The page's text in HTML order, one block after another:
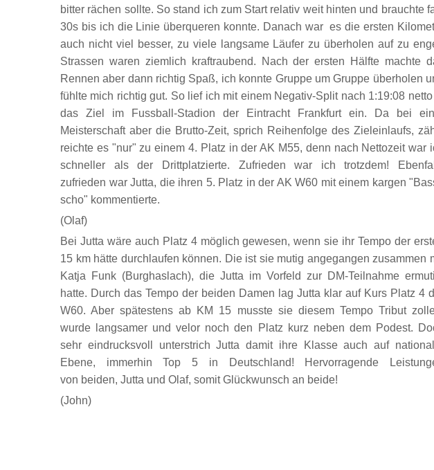
bitter rächen sollte. So stand ich zum Start relativ weit hinten und brauchte
30s bis ich die Linie überqueren konnte. Danach war es die ersten
auch nicht viel besser, zu viele langsame Läufer zu überholen auf zu
Strassen waren ziemlich kraftraubend. Nach der ersten Hälfte machte
Rennen aber dann richtig Spaß, ich konnte Gruppe um Gruppe überholen
fühlte mich richtig gut. So lief ich mit einem Negativ-Split nach 1:19:08 netto
das Ziel im Fussball-Stadion der Eintracht Frankfurt ein. Da bei
Meisterschaft aber die Brutto-Zeit, sprich Reihenfolge des Zieleinlaufs,
reichte es "nur" zu einem 4. Platz in der AK M55, denn nach Nettozeit war
schneller als der Drittplatzierte. Zufrieden war ich trotzdem!
zufrieden war Jutta, die ihren 5. Platz in der AK W60 mit einem kargen
scho" kommentierte.
(Olaf)
Bei Jutta wäre auch Platz 4 möglich gewesen, wenn sie ihr Tempo der
15 km hätte durchlaufen können. Die ist sie mutig angegangen zusammen
Katja Funk (Burghaslach), die Jutta im Vorfeld zur DM-Teilnahme
hatte. Durch das Tempo der beiden Damen lag Jutta klar auf Kurs Platz 4
W60. Aber spätestens ab KM 15 musste sie diesem Tempo Tribut
wurde langsamer und velor noch den Platz kurz neben dem Podest.
sehr eindrucksvoll unterstrich Jutta damit ihre Klasse auch auf
Ebene, immerhin Top 5 in Deutschland! Hervorragende
von beiden, Jutta und Olaf, somit Glückwunsch an beide!
(John)